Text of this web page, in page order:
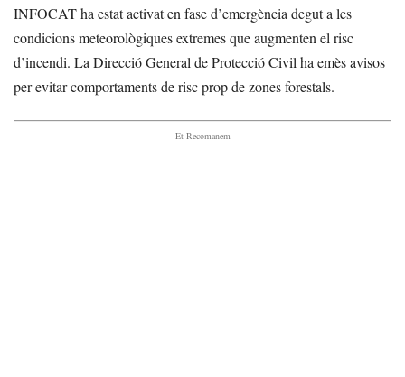
INFOCAT ha estat activat en fase d’emergència degut a les
condicions meteorològiques extremes que augmenten el risc
d’incendi. La Direcció General de Protecció Civil ha emès avisos
per evitar comportaments de risc prop de zones forestals.
- Et Recomanem -